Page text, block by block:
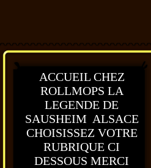
ACCUEIL CHEZ
ROLLMOPS LA
LEGENDE DE
SAUSHEIM ALSACE
CHOISISSEZ VOTRE
RUBRIQUE CI
DESSOUS MERCI